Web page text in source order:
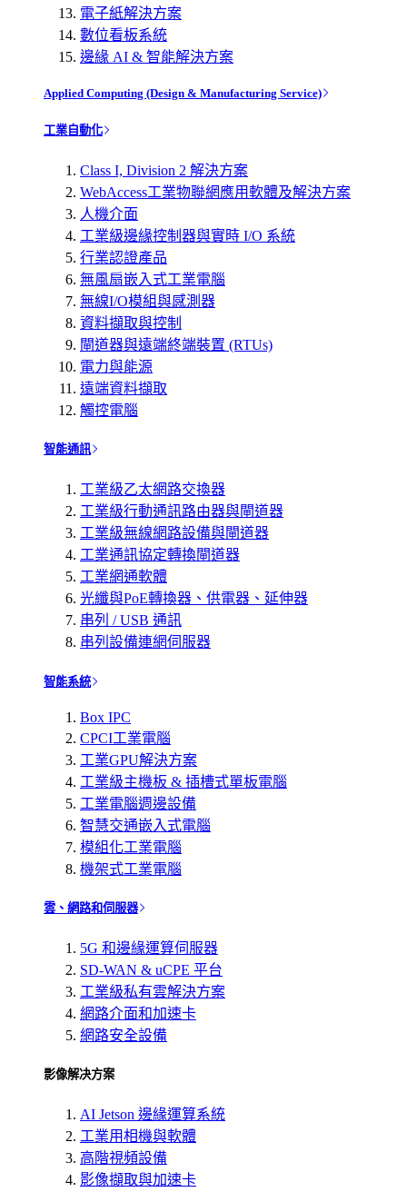
電子紙解決方案
數位看板系統
邊緣 AI & 智能解決方案
Applied Computing (Design & Manufacturing Service)
工業自動化
Class I, Division 2 解決方案
WebAccess工業物聯網應用軟體及解決方案
人機介面
工業級邊緣控制器與實時 I/O 系統
行業認證產品
無風扇嵌入式工業電腦
無線I/O模組與感測器
資料擷取與控制
閘道器與遠端終端裝置 (RTUs)
電力與能源
遠端資料擷取
觸控電腦
智能通訊
工業級乙太網路交換器
工業級行動通訊路由器與閘道器
工業級無線網路設備與閘道器
工業通訊協定轉換閘道器
工業網通軟體
光纖與PoE轉換器、供電器、延伸器
串列 / USB 通訊
串列設備連網伺服器
智能系統
Box IPC
CPCI工業電腦
工業GPU解決方案
工業級主機板 & 插槽式單板電腦
工業電腦週邊設備
智慧交通嵌入式電腦
模組化工業電腦
機架式工業電腦
雲、網路和伺服器
5G 和邊緣運算伺服器
SD-WAN & uCPE 平台
工業級私有雲解決方案
網路介面和加速卡
網路安全設備
影像解决方案
AI Jetson 邊緣運算系統
工業用相機與軟體
高階視頻設備
影像擷取與加速卡